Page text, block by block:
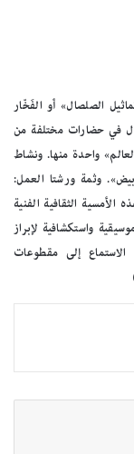
الصلصال» أو الفَخّار
في حضارات مختلفة من
واحدة منها. ونشاط
وثمة ورشتا العمل:
الثقافية الفنية
واستكشافية لإبراز
إلى مقطوعات